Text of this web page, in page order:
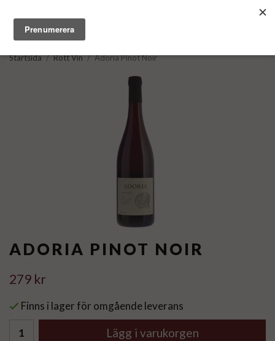
Startsida / Rött Vin / Adoria Pinot Noir
ADORIA PINOT NOIR
279 kr
Finns i lager för omgående leverans
Lägg i varukorgen